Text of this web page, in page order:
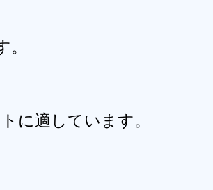
に適しています。